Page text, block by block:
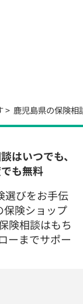
鹿児島県の保険相
はいつでも、
も無料
選びをお手伝
保険ショップ
険相談はもち
ーまでサポー